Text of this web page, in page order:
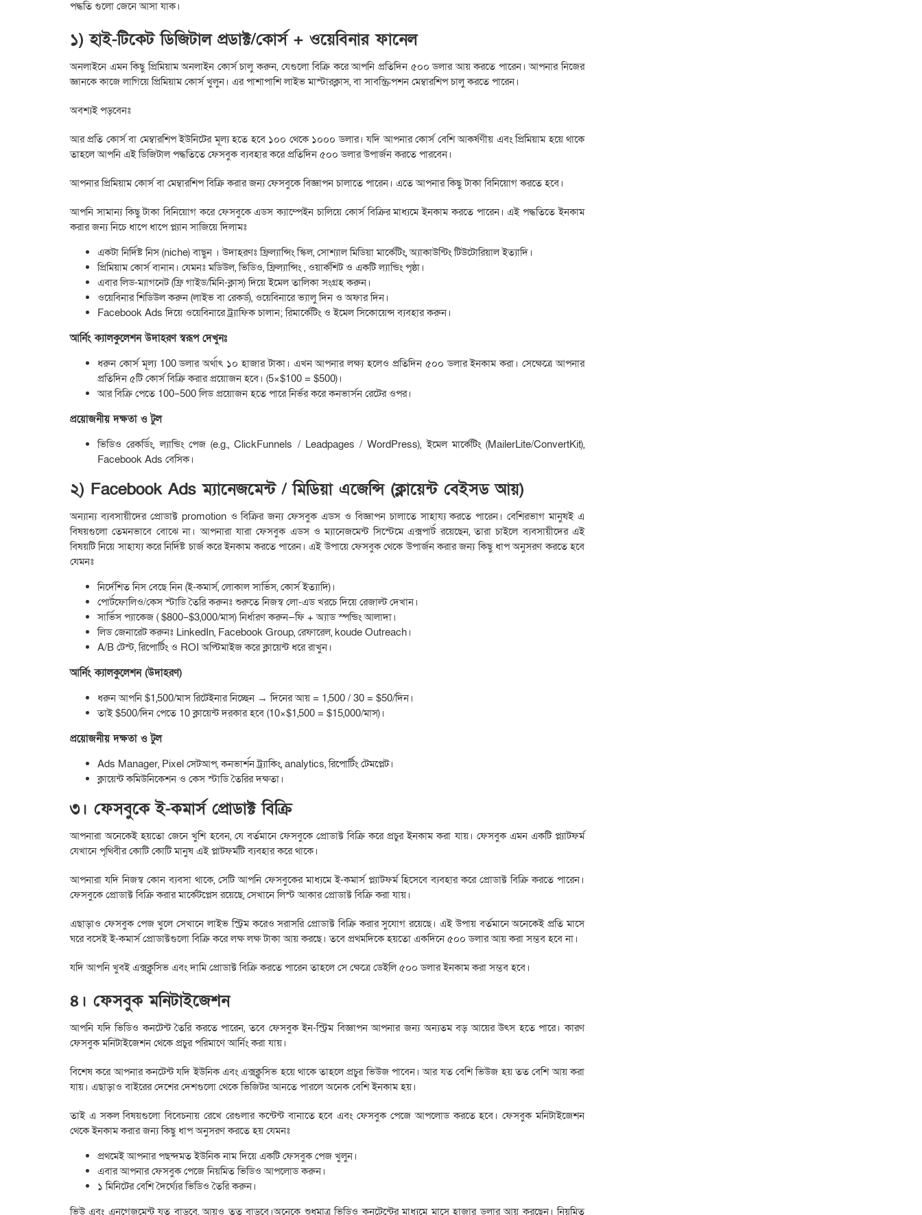
পদ্ধতি গুলো জেনে আসা যাক।
১) হাই-টিকেট ডিজিটাল প্রডাক্ট/কোর্স + ওয়েবিনার ফানেল
অনলাইনে এমন কিছু প্রিমিয়াম অনলাইন কোর্স চালু করুন, যেগুলো বিক্রি করে আপনি প্রতিদিন ৫০০ ডলার আয় করতে পারেন। আপনার নিজের
জ্ঞানকে কাজে লাগিয়ে প্রিমিয়াম কোর্স খুলুন। এর পাশাপাশি লাইভ মাস্টারক্লাস, বা সাবস্ক্রিপশন মেম্বারশিপ চালু করতে পারেন।
অবশ্যই পড়বেনঃ
আর প্রতি কোর্স বা মেম্বারশিপ ইউনিটের মূল্য হতে হবে ১০০ থেকে ১০০০ ডলার। যদি আপনার কোর্স বেশি আকর্ষণীয় এবং প্রিমিয়াম হয়ে থাকে
তাহলে আপনি এই ডিজিটাল পদ্ধতিতে ফেসবুক ব্যবহার করে প্রতিদিন ৫০০ ডলার উপার্জন করতে পারবেন।
আপনার প্রিমিয়াম কোর্স বা মেম্বারশিপ বিক্রি করার জন্য ফেসবুকে বিজ্ঞাপন চালাতে পারেন। এতে আপনার কিছু টাকা বিনিয়োগ করতে হবে।
আপনি সামান্য কিছু টাকা বিনিয়োগ করে ফেসবুকে এডস ক্যাম্পেইন চালিয়ে কোর্স বিক্রির মাধ্যমে ইনকাম করতে পারেন। এই পদ্ধতিতে ইনকাম
করার জন্য নিচে ধাপে ধাপে প্ল্যান সাজিয়ে দিলামঃ
একটা নির্দিষ্ট নিস (niche) বাছুন । উদাহরণঃ ফ্রিল্যান্সিং স্কিল, সোশ্যাল মিডিয়া মার্কেটিং, অ্যাকাউন্টিং টিউটোরিয়াল ইত্যাদি।
প্রিমিয়াম কোর্স বানান। যেমনঃ মডিউল, ভিডিও, ফ্রিল্যান্সিং , ওয়ার্কশিট ও একটি ল্যান্ডিং পৃষ্ঠা।
এবার লিড-ম্যাগনেট (ফ্রি গাইড/মিনি-ক্লাস) দিয়ে ইমেল তালিকা সংগ্রহ করুন।
ওয়েবিনার শিডিউল করুন (লাইভ বা রেকর্ড), ওয়েবিনারে ভ্যালু দিন ও অফার দিন।
Facebook Ads দিয়ে ওয়েবিনারে ট্র্যাফিক চালান; রিমার্কেটিং ও ইমেল সিকোয়েন্স ব্যবহার করুন।
আর্নিং ক্যালকুলেশন উদাহরণ স্বরূপ দেখুনঃ
ধরুন কোর্স মূল্য 100 ডলার অর্থাৎ ১০ হাজার টাকা। এখন আপনার লক্ষ্য হলেও প্রতিদিন ৫০০ ডলার ইনকাম করা। সেক্ষেত্রে আপনার
প্রতিদিন ৫টি কোর্স বিক্রি করার প্রয়োজন হবে। (5×$100 = $500)।
আর বিক্রি পেতে 100–500 লিড প্রয়োজন হতে পারে নির্ভর করে কনভার্সন রেটের ওপর।
প্রয়োজনীয় দক্ষতা ও টুল
ভিডিও রেকর্ডিং, ল্যান্ডিং পেজ (e.g., ClickFunnels / Leadpages / WordPress), ইমেল মার্কেটিং (MailerLite/ConvertKit),
Facebook Ads বেসিক।
২) Facebook Ads ম্যানেজমেন্ট / মিডিয়া এজেন্সি (ক্লায়েন্ট বেইসড আয়)
অন্যান্য ব্যবসায়ীদের প্রোডাক্ট promotion ও বিক্রির জন্য ফেসবুক এডস ও বিজ্ঞাপন চালাতে সাহায্য করতে পারেন। বেশিরভাগ মানুষই এ
বিষয়গুলো তেমনভাবে বোঝে না। আপনারা যারা ফেসবুক এডস ও ম্যানেজমেন্ট সিস্টেমে এক্সপার্ট রয়েছেন, তারা চাইলে ব্যবসায়ীদের এই
বিষয়টি নিয়ে সাহায্য করে নির্দিষ্ট চার্জ করে ইনকাম করতে পারেন। এই উপায়ে ফেসবুক থেকে উপার্জন করার জন্য কিছু ধাপ অনুসরণ করতে হবে
যেমনঃ
নির্দেশিত নিস বেছে নিন (ই-কমার্স, লোকাল সার্ভিস, কোর্স ইত্যাদি)।
পোর্টফোলিও/কেস স্টাডি তৈরি করুনঃ শুরুতে নিজস্ব লো-এড খরচে দিয়ে রেজাল্ট দেখান।
সার্ভিস প্যাকেজ ( $800–$3,000/মাস) নির্ধারণ করুন—ফি + অ্যাড স্পন্ডিং আলাদা।
লিড জেনারেট করুনঃ LinkedIn, Facebook Group, রেফারেল, koude Outreach।
A/B টেস্ট, রিপোর্টিং ও ROI অপ্টিমাইজ করে ক্লায়েন্ট ধরে রাখুন।
আর্নিং ক্যালকুলেশন (উদাহরণ)
ধরুন আপনি $1,500/মাস রিটেইনার নিচ্ছেন → দিনের আয় = 1,500 / 30 = $50/দিন।
তাই $500/দিন পেতে 10 ক্লায়েন্ট দরকার হবে (10×$1,500 = $15,000/মাস)।
প্রয়োজনীয় দক্ষতা ও টুল
Ads Manager, Pixel সেটআপ, কনভার্শন ট্র্যাকিং, analytics, রিপোর্টিং টেমপ্লেট।
ক্লায়েন্ট কমিউনিকেশন ও কেস স্টাডি তৈরির দক্ষতা।
৩। ফেসবুকে ই-কমার্স প্রোডাক্ট বিক্রি
আপনারা অনেকেই হয়তো জেনে খুশি হবেন, যে বর্তমানে ফেসবুকে প্রোডাক্ট বিক্রি করে প্রচুর ইনকাম করা যায়। ফেসবুক এমন একটি প্ল্যাটফর্ম
যেখানে পৃথিবীর কোটি কোটি মানুষ এই প্লাটফর্মটি ব্যবহার করে থাকে।
আপনারা যদি নিজস্ব কোন ব্যবসা থাকে, সেটি আপনি ফেসবুকের মাধ্যমে ই-কমার্স প্ল্যাটফর্ম হিসেবে ব্যবহার করে প্রোডাক্ট বিক্রি করতে পারেন।
ফেসবুকে প্রোডাক্ট বিক্রি করার মার্কেটপ্লেস রয়েছে, সেখানে লিস্ট আকার প্রোডাক্ট বিক্রি করা যায়।
এছাড়াও ফেসবুক পেজ খুলে সেখানে লাইভ স্ট্রিম করেও সরাসরি প্রোডাক্ট বিক্রি করার সুযোগ রয়েছে। এই উপায় বর্তমানে অনেকেই প্রতি মাসে
ঘরে বসেই ই-কমার্স প্রোডাক্টগুলো বিক্রি করে লক্ষ লক্ষ টাকা আয় করছে। তবে প্রথমদিকে হয়তো একদিনে ৫০০ ডলার আয় করা সম্ভব হবে না।
যদি আপনি খুবই এক্সক্লুসিভ এবং দামি প্রোডাক্ট বিক্রি করতে পারেন তাহলে সে ক্ষেত্রে ডেইলি ৫০০ ডলার ইনকাম করা সম্ভব হবে।
৪। ফেসবুক মনিটাইজেশন
আপনি যদি ভিডিও কনটেন্ট তৈরি করতে পারেন, তবে ফেসবুক ইন-স্ট্রিম বিজ্ঞাপন আপনার জন্য অন্যতম বড় আয়ের উৎস হতে পারে। কারণ
ফেসবুক মনিটাইজেশন থেকে প্রচুর পরিমাণে আর্নিং করা যায়।
বিশেষ করে আপনার কনটেন্ট যদি ইউনিক এবং এক্সক্লুসিভ হয়ে থাকে তাহলে প্রচুর ভিউজ পাবেন। আর যত বেশি ভিউজ হয় তত বেশি আয় করা
যায়। এছাড়াও বাইরের দেশের দেশগুলো থেকে ভিজিটর আনতে পারলে অনেক বেশি ইনকাম হয়।
তাই এ সকল বিষয়গুলো বিবেচনায় রেখে রেগুলার কন্টেন্ট বানাতে হবে এবং ফেসবুক পেজে আপলোড করতে হবে। ফেসবুক মনিটাইজেশন
থেকে ইনকাম করার জন্য কিছু ধাপ অনুসরণ করতে হয় যেমনঃ
প্রথমেই আপনার পছন্দমত ইউনিক নাম দিয়ে একটি ফেসবুক পেজ খুলুন।
এবার আপনার ফেসবুক পেজে নিয়মিত ভিডিও আপলোড করুন।
১ মিনিটের বেশি দৈর্ঘ্যের ভিডিও তৈরি করুন।
ভিউ এবং এনগেজমেন্ট যত বাড়বে, আয়ও তত বাড়বে।অনেকে শুধুমাত্র ভিডিও কনটেন্টের মাধ্যমে মাসে হাজার ডলার আয় করছেন। নিয়মিত